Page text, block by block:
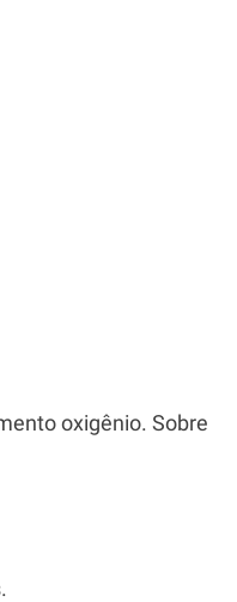
oxigênio. Sobre